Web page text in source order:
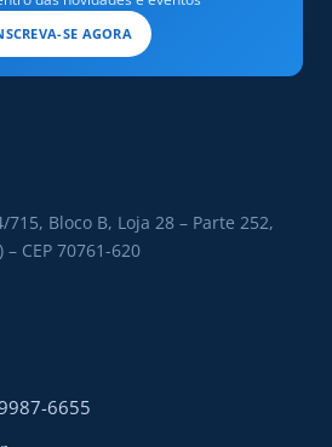
SE AGORA
715, Bloco B, Loja 28 – Parte 252,
CEP 70761-620
6655